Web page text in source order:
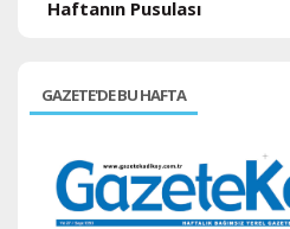
Haftanın Pusulası
GAZETE'DE BU HAFTA